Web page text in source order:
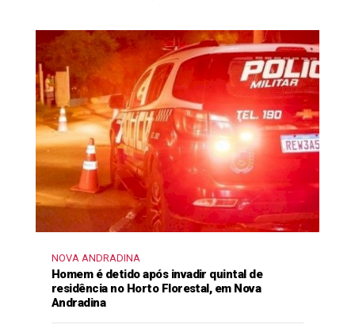
NOVA ANDRADINA
Homem é detido após invadir quintal de
residência no Horto Florestal, em Nova
Andradina